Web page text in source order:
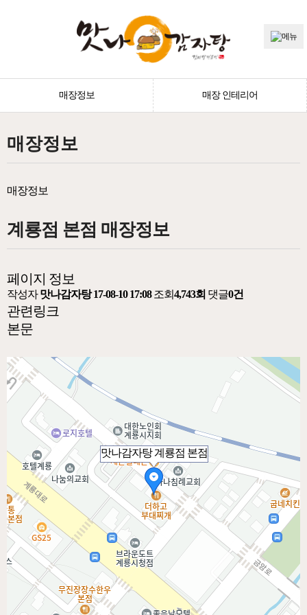
매장정보 매장 인테리어
매장정보
매장정보
계룡점 본점 매장정보
페이지 정보
작성자맛나감자탕 17-08-10 17:08조회4,743회 댓글0건
관련링크
본문
맛나감자탕 계룡점 본점